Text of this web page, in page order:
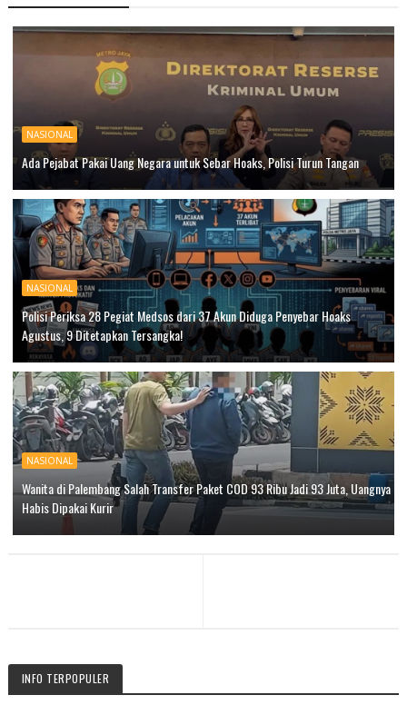
NASIONAL
Ada Pejabat Pakai Uang Negara untuk Sebar Hoaks, Polisi Turun Tangan
NASIONAL
Polisi Periksa 28 Pegiat Medsos dari 37 Akun Diduga Penyebar Hoaks
Agustus, 9 Ditetapkan Tersangka!
NASIONAL
Wanita di Palembang Salah Transfer Paket COD 93 Ribu Jadi 93 Juta, Uangnya
Habis Dipakai Kurir
INFO TERPOPULER